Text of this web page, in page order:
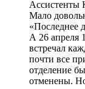
Ассистенты
Мало
«Последнее
А 26 апреля
встречал
почти все
отделение
отменены.